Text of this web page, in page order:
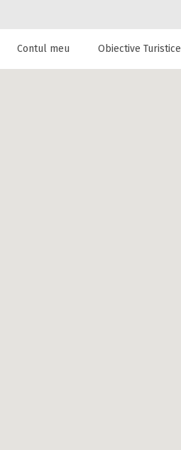
cazare la
Contul meu Obiective Turistice